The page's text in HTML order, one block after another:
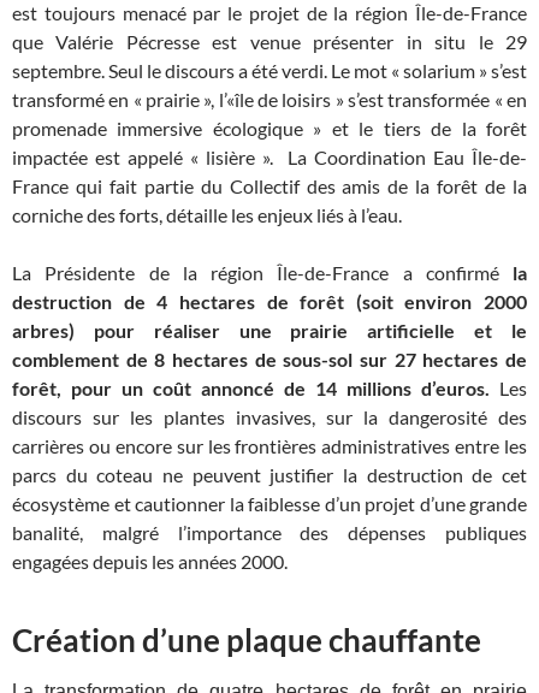
est toujours menacé par le projet de la région Île-de-France
que Valérie Pécresse est venue présenter in situ le 29
septembre. Seul le discours a été verdi. Le mot « solarium » s’est
transformé en « prairie », l’«île de loisirs » s’est transformée « en
promenade immersive écologique » et le tiers de la forêt
impactée est appelé « lisière ». La Coordination Eau Île-de-
France qui fait partie du Collectif des amis de la forêt de la
corniche des forts, détaille les enjeux liés à l’eau.
La Présidente de la région Île-de-France a confirmé la
destruction de 4 hectares de forêt (soit environ 2000
arbres) pour réaliser une prairie artificielle et le
comblement de 8 hectares de sous-sol sur 27 hectares de
forêt, pour un coût annoncé de 14 millions d’euros. Les
discours sur les plantes invasives, sur la dangerosité des
carrières ou encore sur les frontières administratives entre les
parcs du coteau ne peuvent justifier la destruction de cet
écosystème et cautionner la faiblesse d’un projet d’une grande
banalité, malgré l’importance des dépenses publiques
engagées depuis les années 2000.
Création d’une plaque chauffante